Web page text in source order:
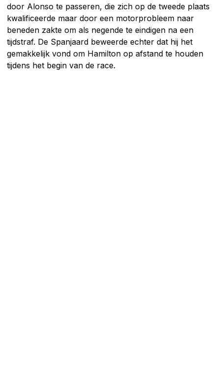
door Alonso te passeren, die zich op de tweede plaats
kwalificeerde maar door een motorprobleem naar
beneden zakte om als negende te eindigen na een
tijdstraf. De Spanjaard beweerde echter dat hij het
gemakkelijk vond om Hamilton op afstand te houden
tijdens het begin van de race.